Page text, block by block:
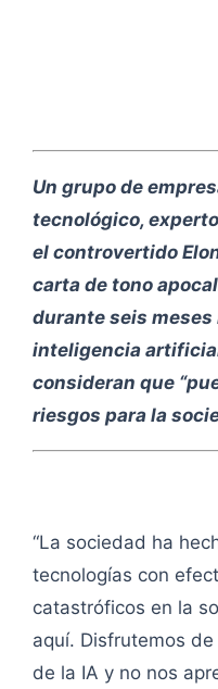
Un grupo de
tecnológico,
el controvertido
carta de tono
durante seis
inteligencia
consideran que
riesgos para la
“La sociedad ha
tecnologías con
catastróficos en la
aquí. Disfrutemos
de la IA y no nos